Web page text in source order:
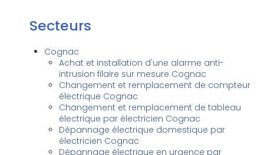
Secteurs
Cognac
Achat et installation d'une alarme anti-
intrusion filaire sur mesure Cognac
Changement et remplacement de compteur
électrique Cognac
Changement et remplacement de tableau
électrique par électricien Cognac
Dépannage électrique domestique par
électricien Cognac
Dépannage électrique en urgence par